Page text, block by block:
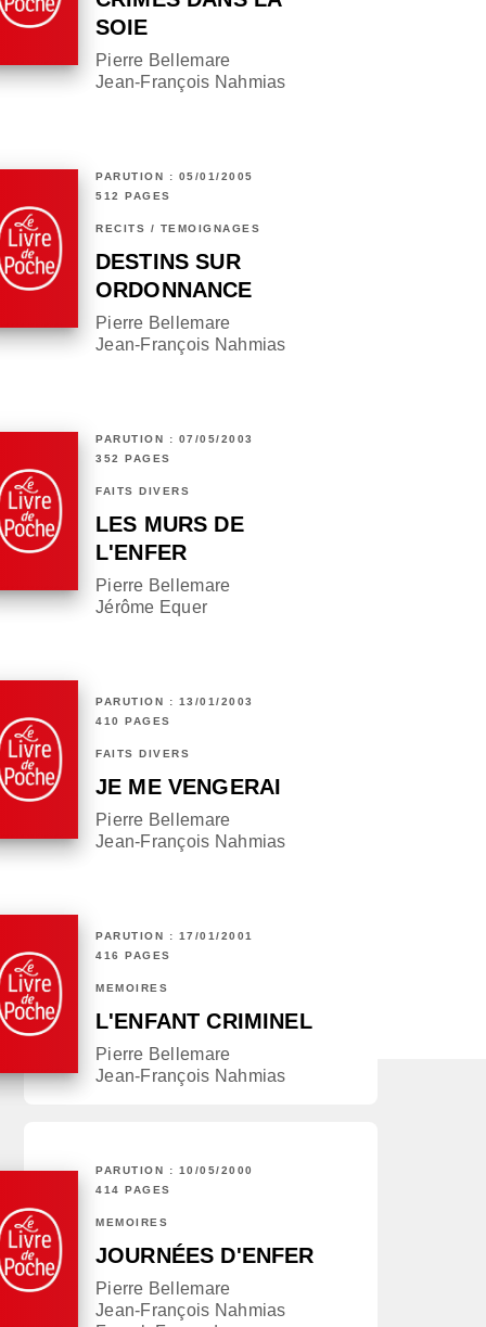
SOIE
Pierre Bellemare
Jean-François Nahmias
PARUTION : 05/01/2005
512 PAGES
RÉCITS / TÉMOIGNAGES
DESTINS SUR
ORDONNANCE
Pierre Bellemare
Jean-François Nahmias
PARUTION : 07/05/2003
352 PAGES
FAITS DIVERS
LES MURS DE
L'ENFER
Pierre Bellemare
Jérôme Equer
PARUTION : 13/01/2003
410 PAGES
FAITS DIVERS
JE ME VENGERAI
Pierre Bellemare
Jean-François Nahmias
PARUTION : 17/01/2001
416 PAGES
MÉMOIRES
L'ENFANT CRIMINEL
Pierre Bellemare
Jean-François Nahmias
PARUTION : 10/05/2000
414 PAGES
MÉMOIRES
JOURNÉES D'ENFER
Pierre Bellemare
Jean-François Nahmias